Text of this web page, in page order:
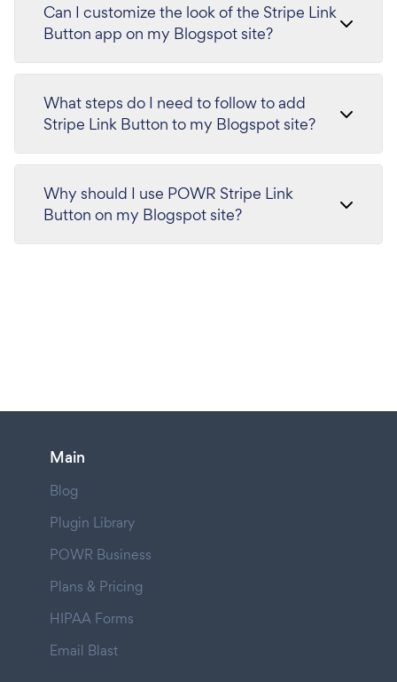
Can I customize the look of the Stripe Link
Button app on my Blogspot site?
What steps do I need to follow to add
Stripe Link Button to my Blogspot site?
Why should I use POWR Stripe Link
Button on my Blogspot site?
Main
Blog
Plugin Library
POWR Business
Plans & Pricing
HIPAA Forms
Email Blast